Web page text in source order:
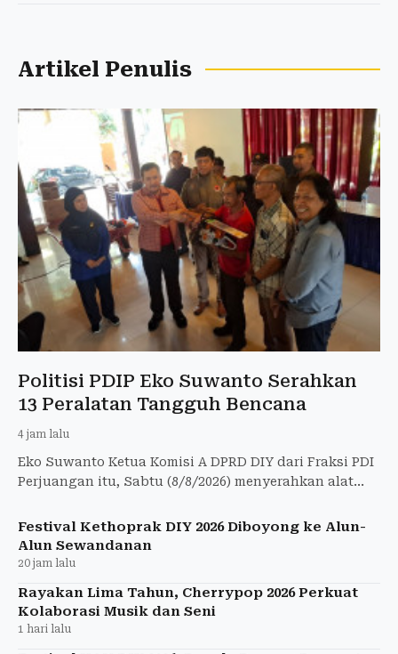
Artikel Penulis
Politisi PDIP Eko Suwanto Serahkan
13 Peralatan Tangguh Bencana
4 jam lalu
Eko Suwanto Ketua Komisi A DPRD DIY dari Fraksi PDI
Perjuangan itu, Sabtu (8/8/2026) menyerahkan alat
Jogja.
Festival Kethoprak DIY 2026 Diboyong ke Alun-
Alun Sewandanan
20 jam lalu
Rayakan Lima Tahun, Cherrypop 2026 Perkuat
Kolaborasi Musik dan Seni
1 hari lalu